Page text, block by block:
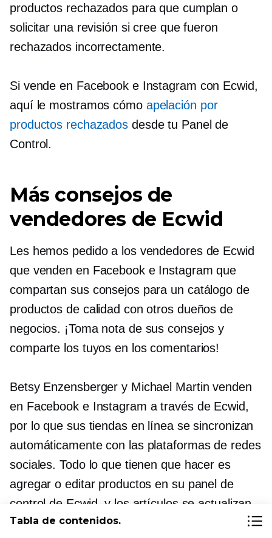
productos rechazados para que cumplan o
solicitar una revisión si cree que fueron
rechazados incorrectamente.
Si vende en Facebook e Instagram con Ecwid,
aquí le mostramos cómo apelación por
productos rechazados desde tu Panel de
Control.
Más consejos de
vendedores de Ecwid
Les hemos pedido a los vendedores de Ecwid
que venden en Facebook e Instagram que
compartan sus consejos para un catálogo de
productos de calidad con otros dueños de
negocios. ¡Toma nota de sus consejos y
comparte los tuyos en los comentarios!
Betsy Enzensberger y Michael Martin venden
en Facebook e Instagram a través de Ecwid,
por lo que sus tiendas en línea se sincronizan
automáticamente con las plataformas de redes
sociales. Todo lo que tienen que hacer es
agregar o editar productos en su panel de
control de Ecwid, y los artículos se actualizan
automáticamente en sus tiendas de Facebook
Tabla de contenidos.